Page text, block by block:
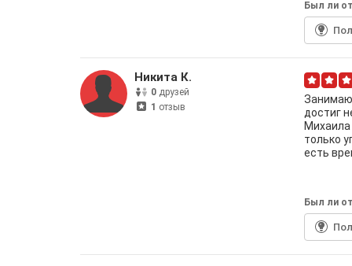
Был ли
Никита К.
0 друзей
1 отзыв
достиг
Михаила
только
есть
Был ли